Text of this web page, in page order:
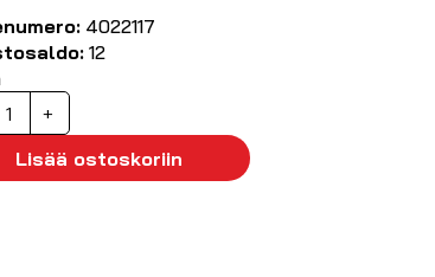
4022117
12
+
Lisää ostoskoriin